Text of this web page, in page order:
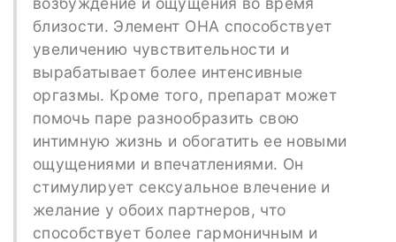
близости. Элемент ОНА способствует
увеличению чувствительности и
вырабатывает более интенсивные
оргазмы. Кроме того, препарат может
помочь паре разнообразить свою
интимную жизнь и обогатить ее новыми
ощущениями и впечатлениями. Он
стимулирует сексуальное влечение и
желание у обоих партнеров, что
способствует более гармоничным и